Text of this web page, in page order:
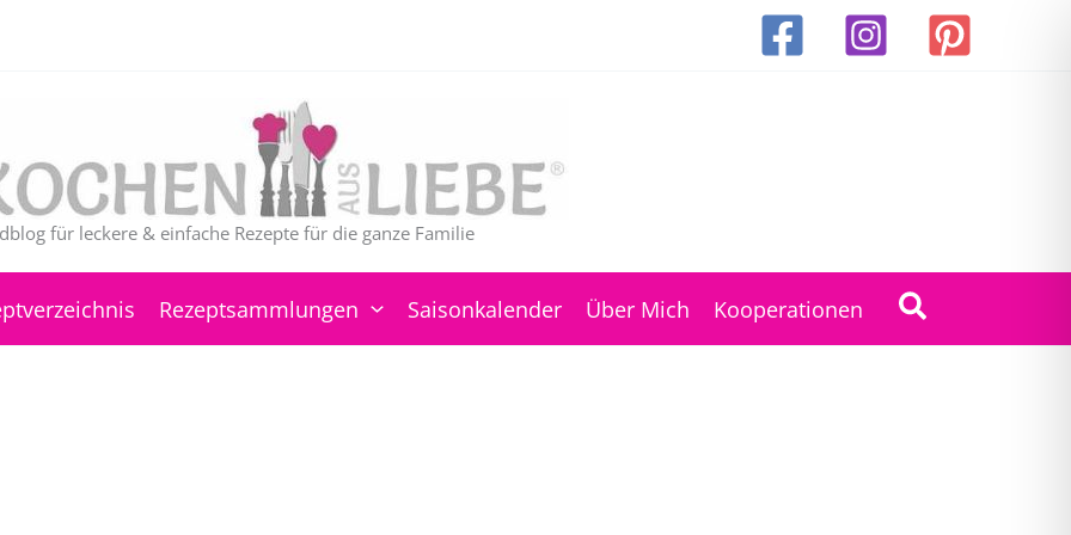
für leckere & einfache Rezepte für die ganze Familie
Rezeptsammlungen Saisonkalender Über Mich Kooperationen Suchen